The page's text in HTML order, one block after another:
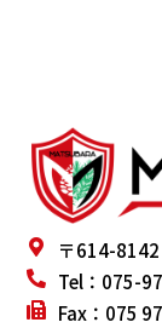
〒614-
‭Tel：075-
Fax：‭075